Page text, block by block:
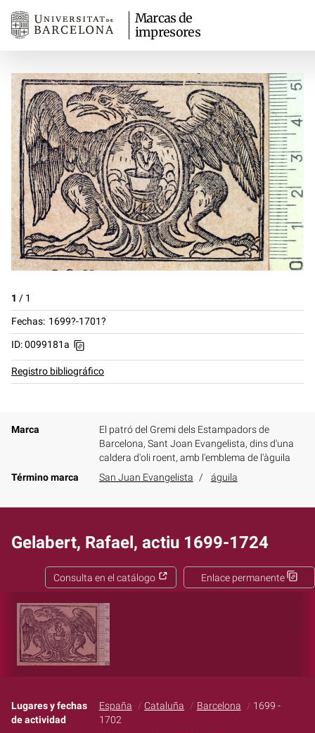
Marcas de
impresores
1 / 1
Fechas 1699?-1701?
ID: 0099181a
Registro bibliográfico
Marca
El patró del Gremi dels Estampadors de
Barcelona, Sant Joan Evangelista, dins d'una
caldera d'oli roent, amb l'emblema de l'àguila
Término marca
San Juan Evangelista águila
Gelabert, Rafael, actiu 1699-1724
Enlace permanente
Consulta en el catálogo
Lugares y fechas
de actividad
España Cataluña Barcelona
1699 -
1702